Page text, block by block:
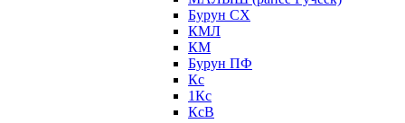
Бурун СХ
КМЛ
КМ
Бурун ПФ
Кс
1Кс
КсВ